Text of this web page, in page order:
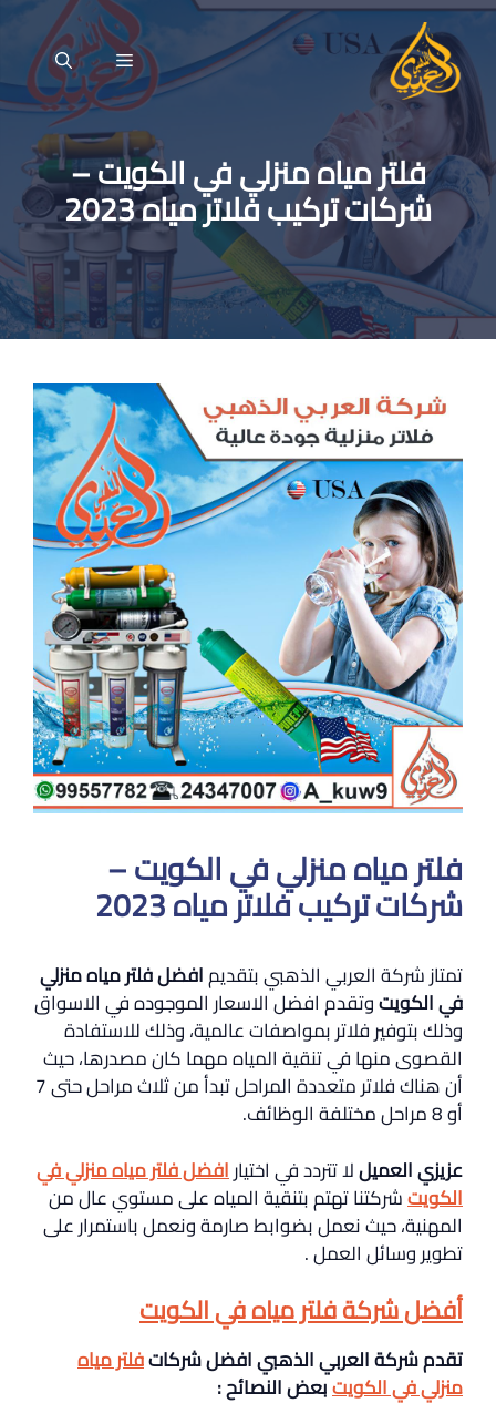
انتقل
المحتوى القائمة
فلتر مياه منزلي في الكويت –
شركات تركيب فلاتر مياه 2023
فلتر مياه منزلي في الكويت –
شركات تركيب فلاتر مياه 2023
تمتاز شركة العربي الذهبي بتقديمافضل فلتر مياه منزلي
في الكويتوتقدم افضل الاسعار الموجوده في الاسواق
وذلك بتوفير فلاتر بمواصفات عالمية، وذلك للاستفادة
القصوى منها في تنقية المياه مهما كان مصدرها، حيث
أن هناك فلاتر متعددة المراحل تبدأ من ثلاث مراحل حتى 7
أو 8 مراحل مختلفة الوظائف.
عزيزي العميللا تتردد في اختيارافضل فلتر مياه منزلي في
الكويتشركتنا تهتم بتنقية المياه على مستوي عال من
المهنية، حيث نعمل بضوابط صارمة ونعمل باستمرار على
تطوير وسائل العمل .
أفضل شركة فلتر مياه في الكويت
تقدم شركة العربي الذهبي افضل شركاتفلتر مياه
منزلي في الكويتبعض النصائح: